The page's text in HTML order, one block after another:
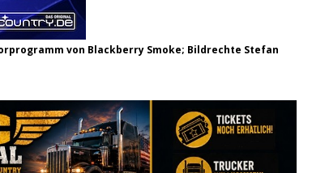
von Blackberry Smoke; Bildrechte Stefan